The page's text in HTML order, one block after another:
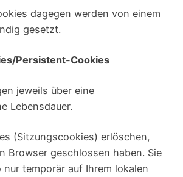
dagegen werden von einem
gesetzt.
Persistent-Cookies
jeweils über eine
Lebensdauer.
(Sitzungscookies) erlöschen,
Browser geschlossen haben. Sie
nur temporär auf Ihrem lokalen